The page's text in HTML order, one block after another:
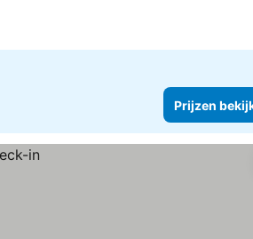
Prijzen